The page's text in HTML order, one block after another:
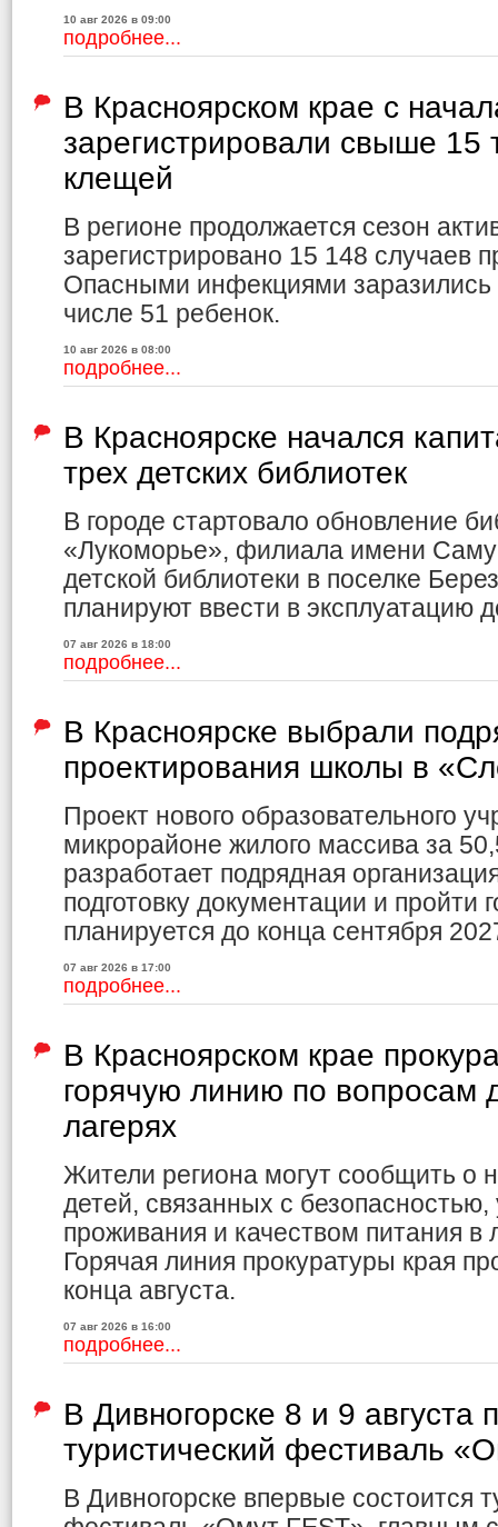
10 авг 2026 в 09:00
подробнее...
В Красноярском крае с
зарегистрировали свыше 15
клещей
В регионе продолжается сезон
зарегистрировано 15 148 случаев
Опасными инфекциями заразились
числе 51 ребенок.
10 авг 2026 в 08:00
подробнее...
В Красноярске начался
трех детских библиотек
В городе стартовало обновление
«Лукоморье», филиала имени
детской библиотеки в поселке
планируют ввести в эксплуатацию
07 авг 2026 в 18:00
подробнее...
В Красноярске выбрали
проектирования школы в
Проект нового образовательного
микрорайоне жилого массива за
разработает подрядная
подготовку документации и пройти
планируется до конца сентября
07 авг 2026 в 17:00
подробнее...
В Красноярском крае
горячую линию по вопросам
лагерях
Жители региона могут сообщить о
детей, связанных с
проживания и качеством питания в
Горячая линия прокуратуры края
конца августа.
07 авг 2026 в 16:00
подробнее...
В Дивногорске 8 и 9 августа
туристический фестиваль
В Дивногорске впервые состоится